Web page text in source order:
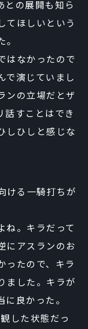
との展開も知ら
てほしいという
はなかったので
で演じていまし
ンの立場だとザ
話すことはでき
しひしと感じな
ける一騎打ちが
ね。キラだって
にアスランのお
ったので、キラ
ました。キラが
良かった。
した状態だっ